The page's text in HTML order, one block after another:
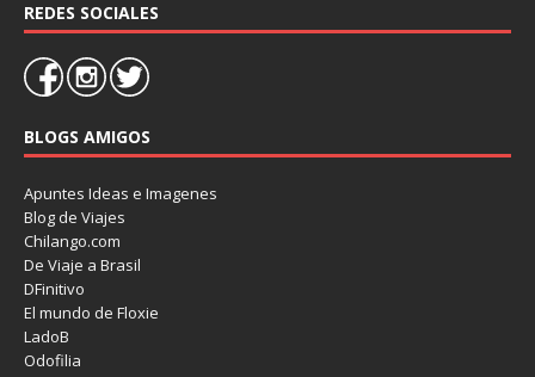
REDES SOCIALES
BLOGS AMIGOS
Apuntes Ideas e Imagenes
Blog de Viajes
Chilango.com
De Viaje a Brasil
DFinitivo
El mundo de Floxie
LadoB
Odofilia